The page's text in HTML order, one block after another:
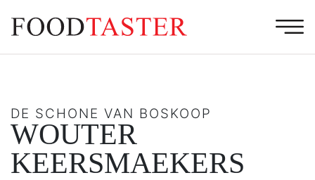
DE SCHONE VAN BOSKOOP
WOUTER
KEERSMAEKERS